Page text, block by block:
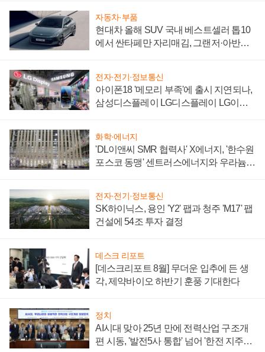
자동차·부품
현대차 올해 SUV 국내 베스트셀러 톱10
에서 싼타페만 자리매김, 그랜저·아반떼
전자·전기·정보통신
아이폰18 '메모리 부족'에 출시 지연되나,
삼성디스플레이 LG디스플레이 LG이노
화학·에너지
'DL이앤씨 SMR 협력사' X에너지, '한수원
포스코 동맹' 센트러스에너지와 우라늄
전자·전기·정보통신
SK하이닉스, 용인 'Y2' 팹과 청주 'M17' 팹
건설에 54조 투자 결정
데스크 리포트
[데스크리포트 8월] 무더운 입추에 든 생
각, 제약바이오 하반기 훈풍 기대한다
정치
AI시대 맞아 25년 만에 전력산업 구조개
편 시동, '발전5사 통합' 넘어 '한전 지주사'